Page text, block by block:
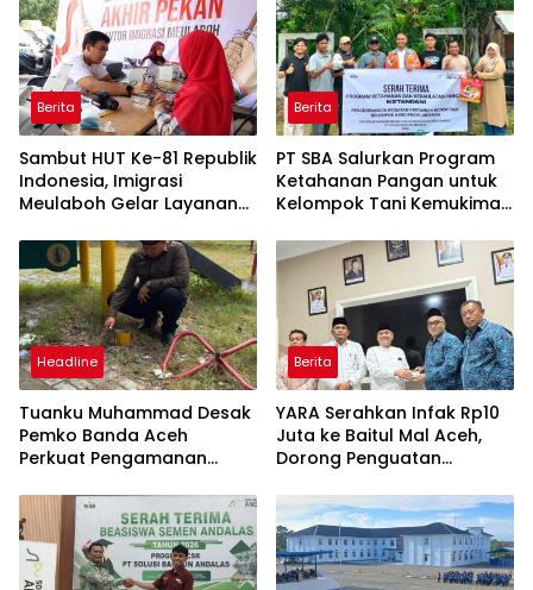
Berita
Sambut HUT Ke-81 Republik
Indonesia, Imigrasi
Meulaboh Gelar Layanan
Berita
PT SBA Salurkan Program
Ketahanan Pangan untuk
Kelompok Tani Kemukiman
Headline
Tuanku Muhammad Desak
Pemko Banda Aceh
Perkuat Pengamanan
Berita
YARA Serahkan Infak Rp10
Juta ke Baitul Mal Aceh,
Dorong Penguatan
Amanah